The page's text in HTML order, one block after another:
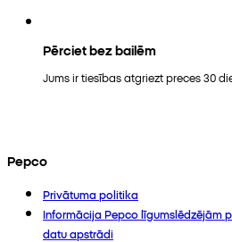
Pērciet bez bailēm
Jums ir tiesības atgriezt preces 30
Pepco
Privātuma politika
Informācija Pepco līgumslēdzējām
datu apstrādi